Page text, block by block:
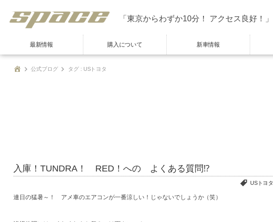
「東京からわずか10分！ アクセス良好！」
最新情報 購入について 新車情報
公式ブログ タグ : USトヨタ
入庫！TUNDRA！ RED！への よくある質問⁉
USトヨタ
連日の猛暑～！ アメ車のエアコンが一番涼しい！じゃないでしょうか（笑）